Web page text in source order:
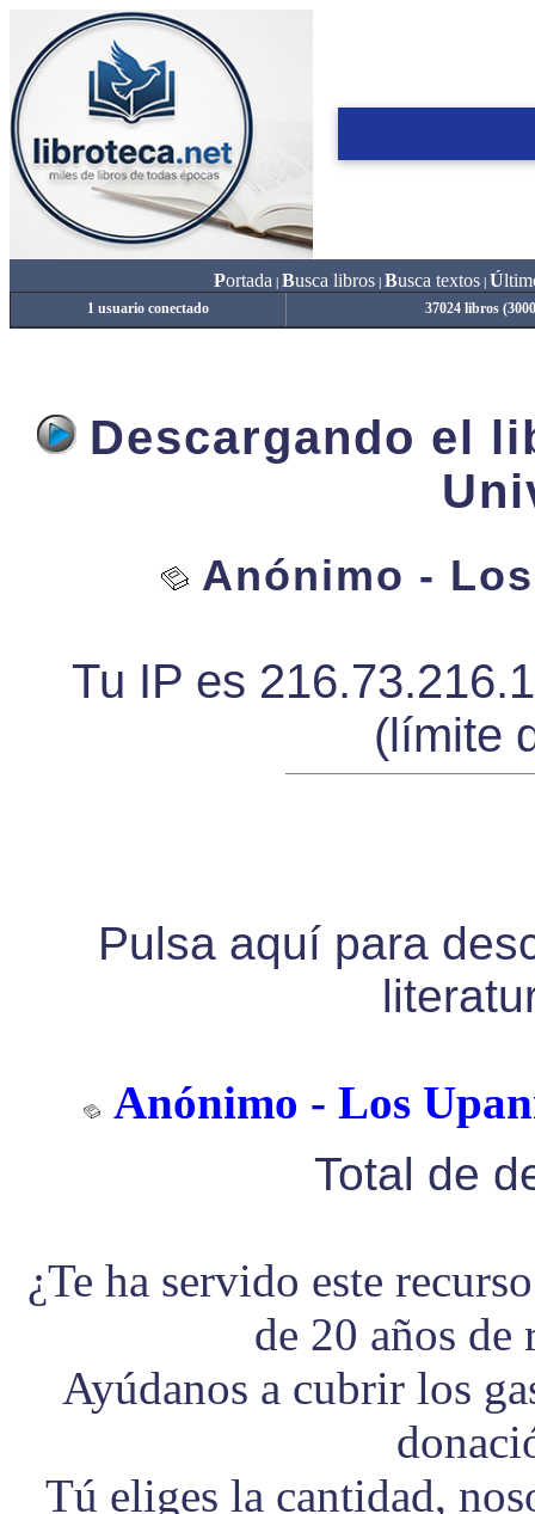
Portada Busca libros| Busca textos| Ú
1 usuario conectado 37024 libros
Descargando el
Anónimo -
Tu IP es
(límite
Pulsa aquí para
Anónimo - Los
Total de
¿Te ha servido este
de 20 años
Ayúdanos a cubrir los
Tú eliges la cantidad,